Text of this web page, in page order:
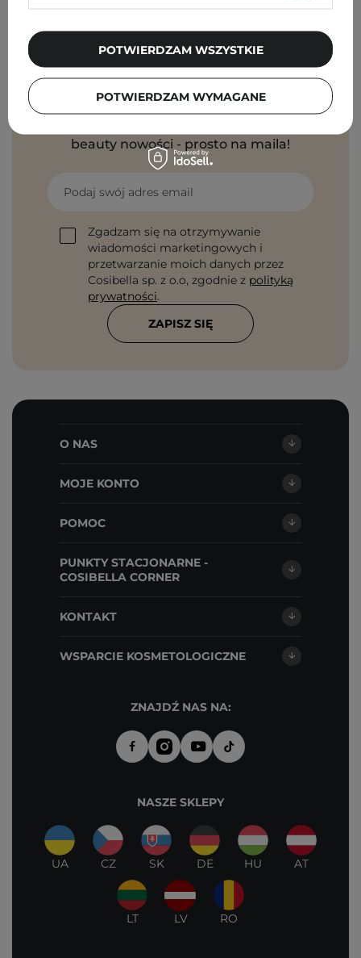
Newsletter Cosibella
beauty nowości - prosto na maila!
Podaj swój adres email
Zgadzam się na otrzymywanie
wiadomości marketingowych i
przetwarzanie moich danych przez
Cosibella sp. z o.o, zgodnie z polityką
prywatności.
ZAPISZ SIĘ
O NAS
MOJE KONTO
POMOC
PUNKTY STACJONARNE -
COSIBELLA CORNER
KONTAKT
WSPARCIE KOSMETOLOGICZNE
ZNAJDŹ NAS NA:
NASZE SKLEPY
UA CZ SK DE HU AT
LT LV RO
POTWIERDZAM WYMAGANE
POTWIERDZAM WSZYSTKIE